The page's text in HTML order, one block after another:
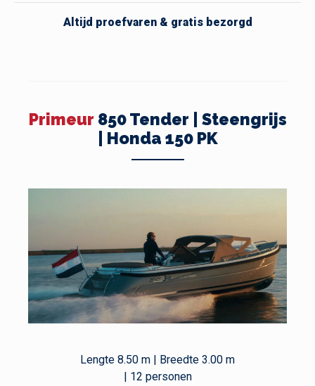
Altijd proefvaren & gratis bezorgd
Lengte 8.50 m | Breedte 3.00 m
| 12 personen
Primeur 850 Tender | Steengrijs
| Honda 150 PK